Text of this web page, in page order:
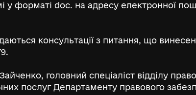
у форматі doc. на адресу електронної
консультації з питання, що
головний спеціаліст відділу
послуг Департаменту правового